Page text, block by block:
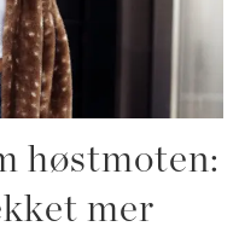
høstmoten:
mer